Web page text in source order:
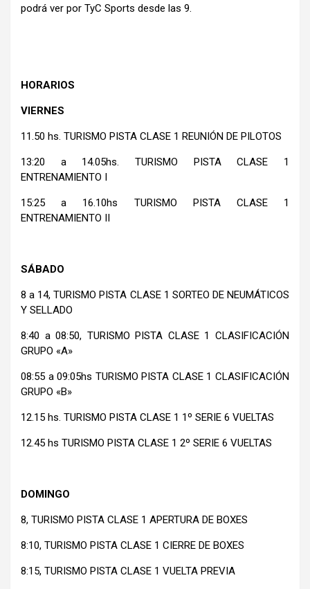
podrá ver por TyC Sports desde las 9.
HORARIOS
VIERNES
11.50 hs. TURISMO PISTA CLASE 1 REUNIÓN DE PILOTOS
13:20 a 14.05hs. TURISMO PISTA CLASE 1
ENTRENAMIENTO I
15:25 a 16.10hs TURISMO PISTA CLASE 1
ENTRENAMIENTO II
SÁBADO
8 a 14, TURISMO PISTA CLASE 1 SORTEO DE NEUMÁTICOS
Y SELLADO
8:40 a 08:50, TURISMO PISTA CLASE 1 CLASIFICACIÓN
GRUPO «A»
08:55 a 09:05hs TURISMO PISTA CLASE 1 CLASIFICACIÓN
GRUPO «B»
12.15 hs. TURISMO PISTA CLASE 1 1º SERIE 6 VUELTAS
12.45 hs TURISMO PISTA CLASE 1 2º SERIE 6 VUELTAS
DOMINGO
8, TURISMO PISTA CLASE 1 APERTURA DE BOXES
8:10, TURISMO PISTA CLASE 1 CIERRE DE BOXES
8:15, TURISMO PISTA CLASE 1 VUELTA PREVIA